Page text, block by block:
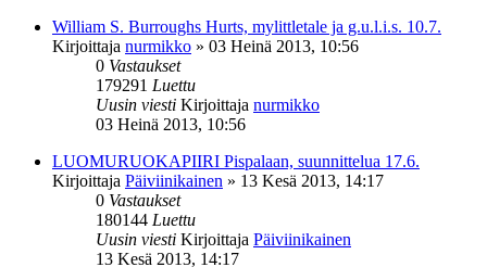
William S. Burroughs Hurts, mylittletale ja g.u.l.i.s. 10.7.
Kirjoittaja nurmikko » 03 Heinä 2013, 10:56
0 Vastaukset
179291 Luettu
Uusin viesti Kirjoittaja nurmikko
03 Heinä 2013, 10:56
LUOMURUOKAPIIRI Pispalaan, suunnittelua 17.6.
Kirjoittaja Päiviinikainen » 13 Kesä 2013, 14:17
0 Vastaukset
180144 Luettu
Uusin viesti Kirjoittaja Päiviinikainen
13 Kesä 2013, 14:17